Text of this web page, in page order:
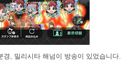
, 밀리시타 해넘이 방송이 있었습니다.